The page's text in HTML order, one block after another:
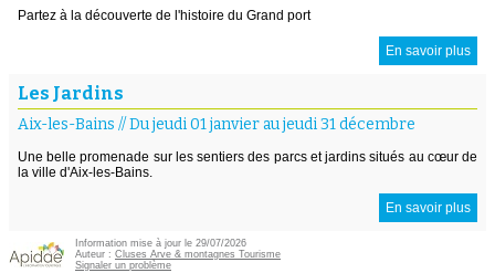
Partez à la découverte de l'histoire du Grand port
En savoir plus
Les Jardins
Aix-les-Bains //Du jeudi 01 janvier au jeudi 31 décembre
Une belle promenade sur les sentiers des parcs et jardins situés au cœur de
la ville d'Aix-les-Bains.
En savoir plus
Information mise à jour le 29/07/2026
Auteur : Cluses Arve & montagnes Tourisme
Signaler un problème